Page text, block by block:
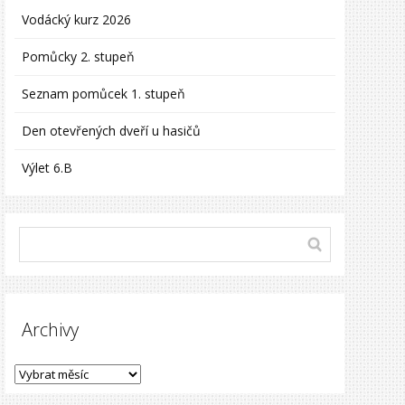
Vodácký kurz 2026
Pomůcky 2. stupeň
Seznam pomůcek 1. stupeň
Den otevřených dveří u hasičů
Výlet 6.B
Archivy